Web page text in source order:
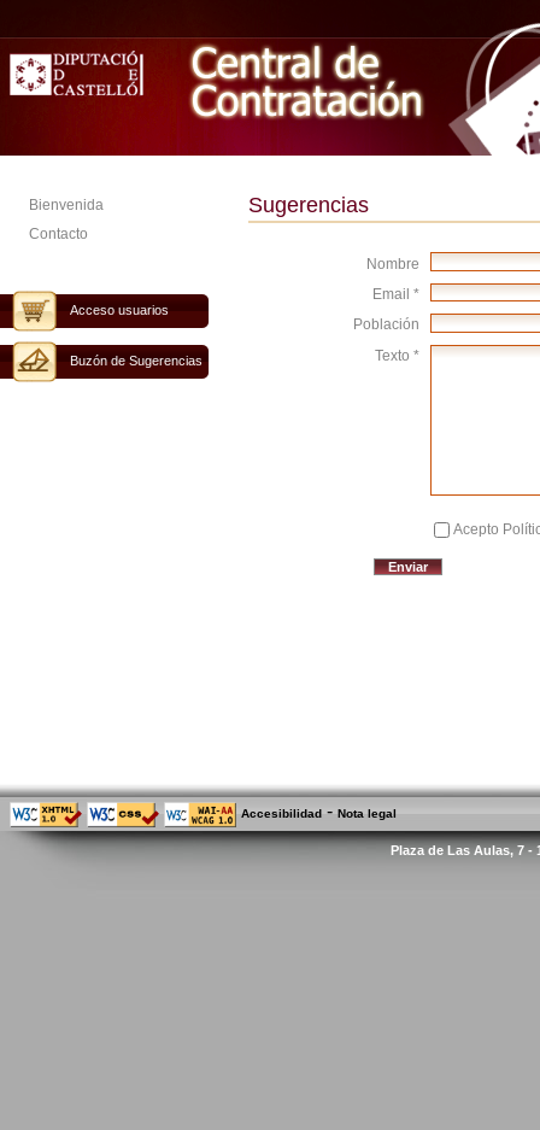
Bienvenida
Contacto
Acceso usuarios
Buzón de Sugerencias
Sugerencias
Nombre
Email *
Población
Texto *
Acepto
Accesibilidad - Nota legal
Plaza de Las Aulas, 7 -